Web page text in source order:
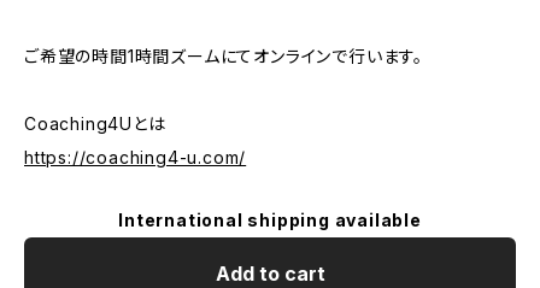
ご希望の時間1時間ズームにてオンラインで行います。
Coaching4Uとは
https://coaching4-u.com/
International shipping available
Add to cart